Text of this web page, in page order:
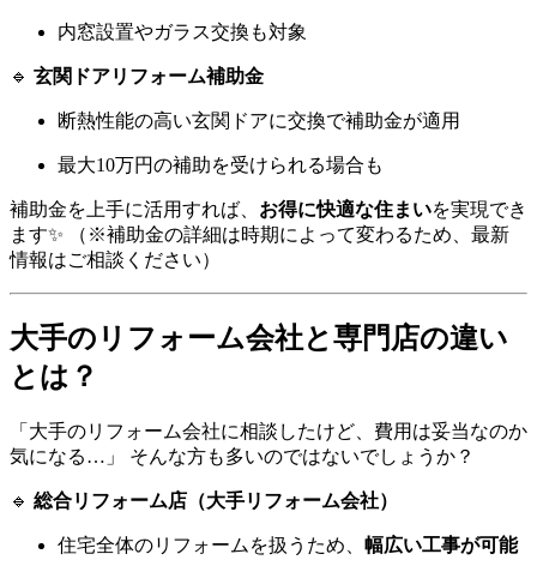
内窓設置やガラス交換も対象
🔹 玄関ドアリフォーム補助金
断熱性能の高い玄関ドアに交換で補助金が適用
最大10万円の補助を受けられる場合も
補助金を上手に活用すれば、 お得に快適な住まいを実現でき
ます✨ （※補助金の詳細は時期によって変わるため、最新
情報はご相談ください）
大手のリフォーム会社と専門店の違い
とは？
「大手のリフォーム会社に相談したけど、費用は妥当なのか
気になる…」 そんな方も多いのではないでしょうか？
🔹 総合リフォーム店（大手リフォーム会社）
住宅全体のリフォームを扱うため、 幅広い工事が可能